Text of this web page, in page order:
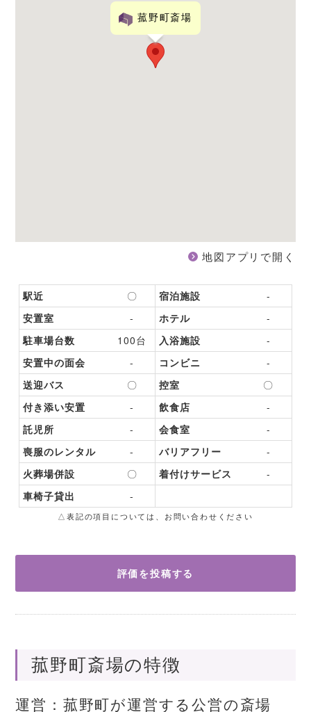
菰野町斎場
地図アプリで開く
駅近 〇 宿泊施設
-
安置室
- ホテル
-
駐車場台数
100台 入浴施設
-
安置中の面会
- コンビニ
-
送迎バス
〇 控室
〇
付き添い安置
- 飲食店
-
託児所
- 会食室
-
喪服のレンタル
- バリアフリー
-
火葬場併設
〇 着付けサービス
-
車椅子貸出
-
△表記の項目については、お問い合わせください
評価を投稿する
菰野町斎場の特徴
運営：菰野町が運営する公営の斎場